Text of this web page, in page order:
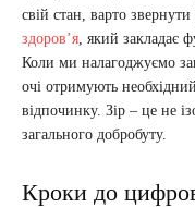
свій стан, варто
здоров’я , який закладає
Коли ми налагоджуємо
очі отримують
відпочинку. Зір – це не
загального добробуту.
Кроки до